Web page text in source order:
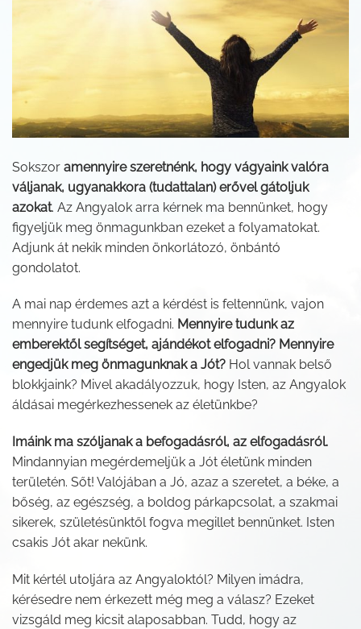
Sokszor amennyire szeretnénk, hogy vágyaink valóra
váljanak, ugyanakkora (tudattalan) erővel gátoljuk
azokat. Az Angyalok arra kérnek ma bennünket, hogy
figyeljük meg önmagunkban ezeket a folyamatokat.
Adjunk át nekik minden önkorlátozó, önbántó
gondolatot.
A mai nap érdemes azt a kérdést is feltennünk, vajon
mennyire tudunk elfogadni. Mennyire tudunk az
emberektől segítséget, ajándékot elfogadni? Mennyire
engedjük meg önmagunknak a Jót? Hol vannak belső
blokkjaink? Mivel akadályozzuk, hogy Isten, az Angyalok
áldásai megérkezhessenek az életünkbe?
Imáink ma szóljanak a befogadásról, az elfogadásról.
Mindannyian megérdemeljük a Jót életünk minden
területén. Sőt! Valójában a Jó, azaz a szeretet, a béke, a
bőség, az egészség, a boldog párkapcsolat, a szakmai
sikerek, születésünktől fogva megillet bennünket. Isten
csakis Jót akar nekünk.
Mit kértél utoljára az Angyaloktól? Milyen imádra,
kérésedre nem érkezett még meg a válasz? Ezeket
vizsgáld meg kicsit alaposabban. Tudd, hogy az